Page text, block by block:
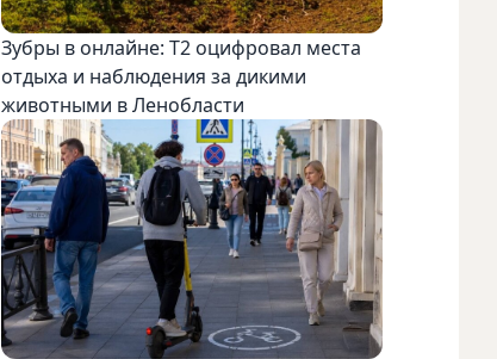
Зубры в онлайне: Т2 оцифровал места
отдыха и наблюдения за дикими
животными в Ленобласти